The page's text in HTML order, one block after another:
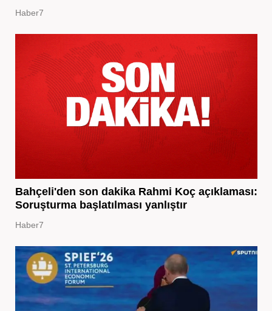
Haber7
Bahçeli'den son dakika Rahmi Koç açıklaması:
Soruşturma başlatılması yanlıştır
Haber7